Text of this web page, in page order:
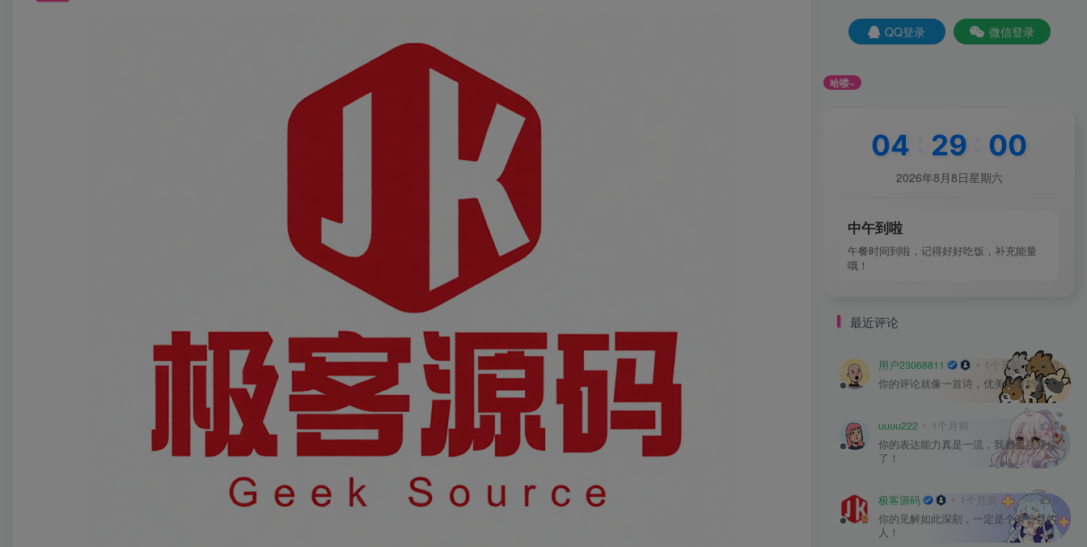
QQ登录 微信登录
哈喽~ 全站积分可通过签到和每日任务获取，可
04 29 02
2026年8月8日星期六
中午到啦
午餐时间到啦，记得好好吃饭，补充能量
哦！
最近评论
用户23068811 1个月前
0
你的评论就像一首诗，优美又有韵味！
uuuu222 1个月前
0
你的表达能力真是一流，我都要膜拜你
了！
极客源码 1个月前
0
你的见解如此深刻，一定是个有智慧的
人！